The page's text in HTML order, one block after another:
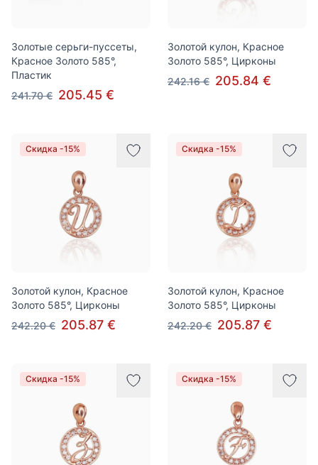
Золотые серьги-пуссеты,
Красное Золото 585°,
Пластик
241.70 € 205.45 €
Золотой кулон, Красное
Золото 585°, Цирконы
242.16 € 205.84 €
Скидка -15%
Золотой кулон, Красное
Золото 585°, Цирконы
242.20 € 205.87 €
Скидка -15%
Золотой кулон, Красное
Золото 585°, Цирконы
242.20 € 205.87 €
Скидка -15% Скидка -15%